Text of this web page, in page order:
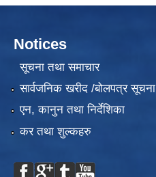
Notices
सूचना तथा समाचार
सार्वजनिक खरीद /बोलपत्र सूचना
एन, कानुन तथा निर्देशिका
कर तथा शुल्कहरु